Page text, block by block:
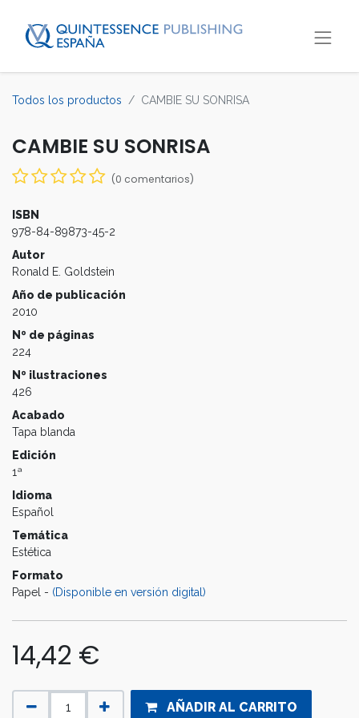
Todos los productos CAMBIE SU SONRISA
CAMBIE SU SONRISA
(0 comentarios)
ISBN
978-84-89873-45-2
Autor
Ronald E. Goldstein
Año de publicación
2010
Nº de páginas
224
Nº ilustraciones
426
Acabado
Tapa blanda
Edición
1ª
Idioma
Español
Temática
Estética
Formato
Papel - (Disponible en versión digital)
14,42 €
AÑADIR AL CARRITO